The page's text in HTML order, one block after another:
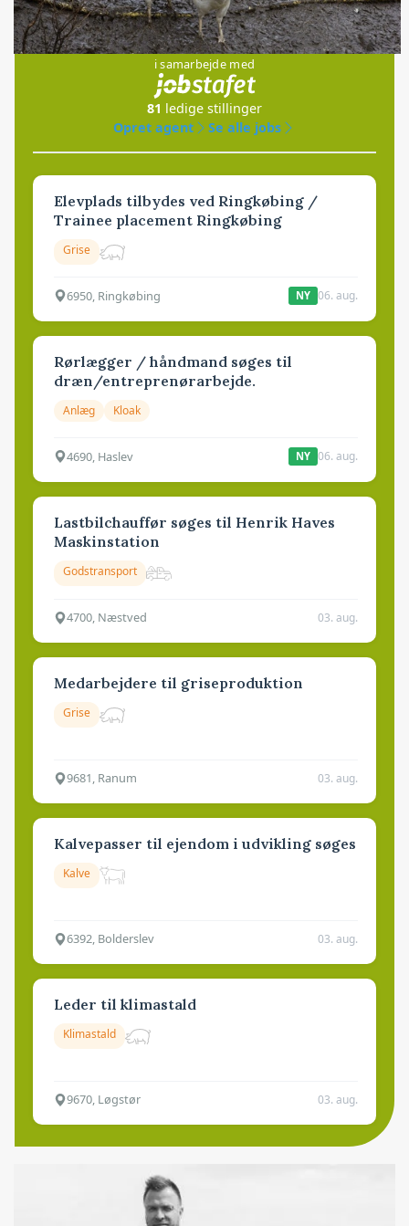
Jobs
i samarbejde med
81 ledige stillinger
Opret agent
Se alle jobs
Elevplads tilbydes ved Ringkøbing /
Trainee placement Ringkøbing
Grise
6950, Ringkøbing NY 06. aug.
Rørlægger / håndmand søges til
dræn/entreprenørarbejde.
Anlæg Kloak
4690, Haslev NY 06. aug.
Lastbilchauffør søges til Henrik Haves
Maskinstation
Godstransport
4700, Næstved 03. aug.
Medarbejdere til griseproduktion
Grise
9681, Ranum 03. aug.
Kalvepasser til ejendom i udvikling søges
Kalve
6392, Bolderslev 03. aug.
Leder til klimastald
Klimastald
9670, Løgstør 03. aug.